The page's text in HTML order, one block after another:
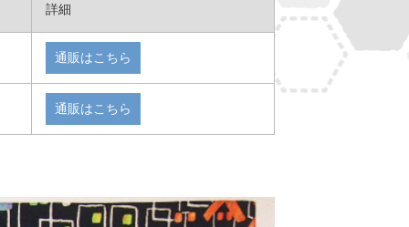
詳細
通販はこちら
通販はこちら